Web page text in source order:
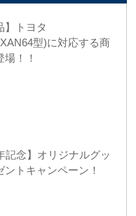
】トヨタ
型)に対応する商
場！！
記念】オリジナルグッ
ントキャンペーン！